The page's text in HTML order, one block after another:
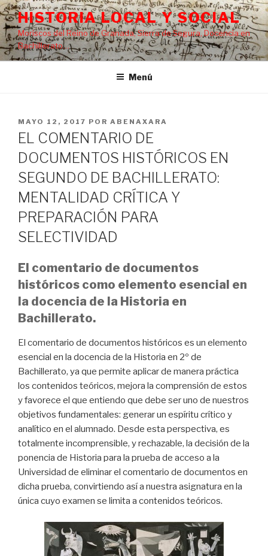
Saltar
al
contenido
HISTORIA LOCAL Y SOCIAL
Moriscos del Reino de Granada, Sierra de Segura, Docencia en
Bachillerato…
Menú
PUBLICADO
EL
MAYO 12, 2017 POR ABENAXARA
EL COMENTARIO DE
DOCUMENTOS HISTÓRICOS EN
SEGUNDO DE BACHILLERATO:
MENTALIDAD CRÍTICA Y
PREPARACIÓN PARA
SELECTIVIDAD
El comentario de documentos
históricos como elemento esencial en
la docencia de la Historia en
Bachillerato.
El comentario de documentos históricos es un elemento
esencial en la docencia de la Historia en 2º de
Bachillerato, ya que permite aplicar de manera práctica
los contenidos teóricos, mejora la comprensión de estos
y favorece el que entiendo que debe ser uno de nuestros
objetivos fundamentales: generar un espíritu crítico y
analítico en el alumnado. Desde esta perspectiva, es
totalmente incomprensible, y rechazable, la decisión de la
ponencia de Historia para la prueba de acceso a la
Universidad de eliminar el comentario de documentos en
dicha prueba, convirtiendo así a nuestra asignatura en la
única cuyo examen se limita a contenidos teóricos.